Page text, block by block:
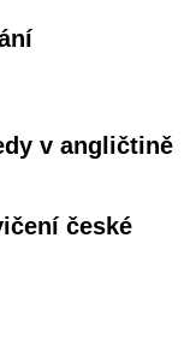
v angličtině
české